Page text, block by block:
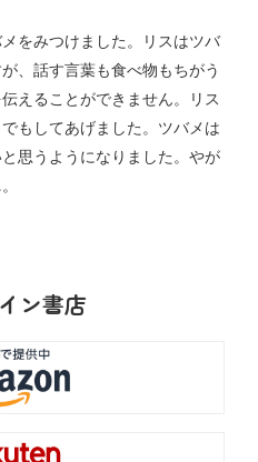
をみつけました。リスはツバ
、話す言葉も食べ物もちがう
えることができません。リス
もしてあげました。ツバメは
思うようになりました。やが
ン書店